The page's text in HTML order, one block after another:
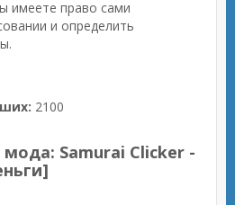
имеете право сами
и определить
2100
Samurai Clicker -